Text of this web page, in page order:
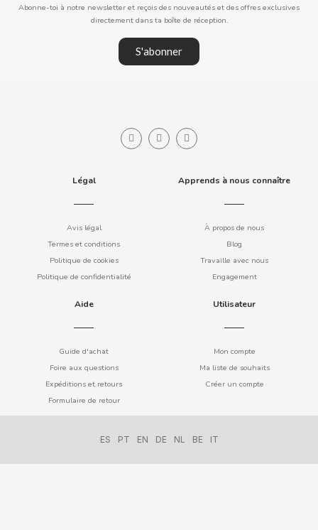
DAMEL
DISTRIBUCIÓN MAYORISTA
DODOT
Abonne-toi à notre newsletter et reçois des nouveautés et des offres exclusives
directement dans ta boîte de réception.
S'abonner
Légal
Avis légal
Termes et conditions
Politique de cookies
Politique de confidentialité
Apprends à nous connaître
À propos de nous
Blog
Travaille avec nous
Engagement
Aide
Guide d'achat
Foire aux questions
Expéditions et retours
Formulaire de retour
Utilisateur
Mon compte
Ma liste de souhaits
Créer un compte
ES PT EN DE NL BE IT